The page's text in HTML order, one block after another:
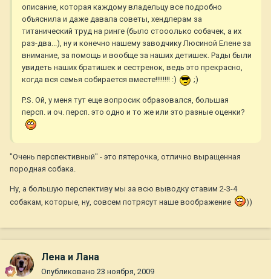
описание, которая каждому владельцу все подробно
объяснила и даже давала советы, хендлерам за
титанический труд на ринге (было стооолько собачек, а их
раз-два...), ну и конечно нашему заводчику Люсиной Елене за
внимание, за помощь и вообще за наших детишек. Рады были
увидеть наших братишек и сестренок, ведь это прекрасно,
когда вся семья собирается вместе!!!!!!!! :)
;)
P.S. Ой, у меня тут еще вопросик образовался, большая
персп. и оч. персп. это одно и то же или это разные оценки?
"Очень перспективный" - это пятерочка, отлично выращенная
породная собака.
Ну, а большую перспективу мы за всю выводку ставим 2-3-4
собакам, которые, ну, совсем потрясут наше воображение
))
Лена и Лана
Опубликовано 23 ноября, 2009